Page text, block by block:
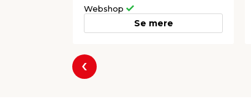
Webshop
Se mere
Forrige